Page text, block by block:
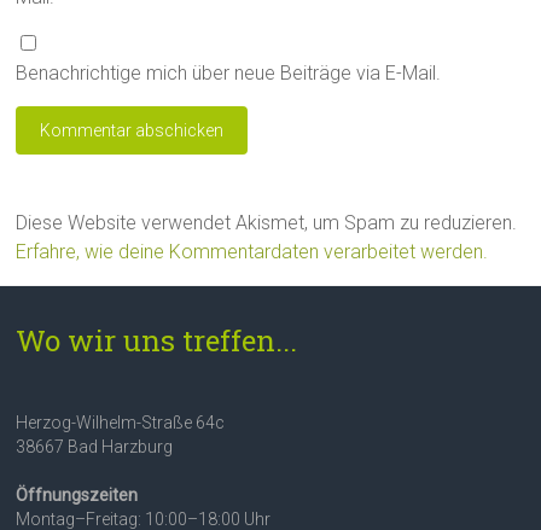
Benachrichtige mich über neue Beiträge via E-Mail.
Diese Website verwendet Akismet, um Spam zu reduzieren.
Erfahre, wie deine Kommentardaten verarbeitet werden.
Wo wir uns treffen...
Herzog-Wilhelm-Straße 64c
38667 Bad Harzburg
Öffnungszeiten
Montag–Freitag: 10:00–18:00 Uhr